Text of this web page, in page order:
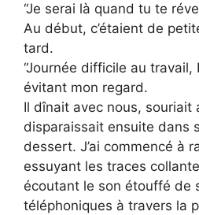
“Je serai là quand tu te
Au début, c’étaient de
tard.
“Journée difficile au travail,
évitant mon regard.
Il dînait avec nous, souriait
disparaissait ensuite dans
dessert. J’ai commencé à
essuyant les traces
écoutant le son étouffé de
téléphoniques à travers la